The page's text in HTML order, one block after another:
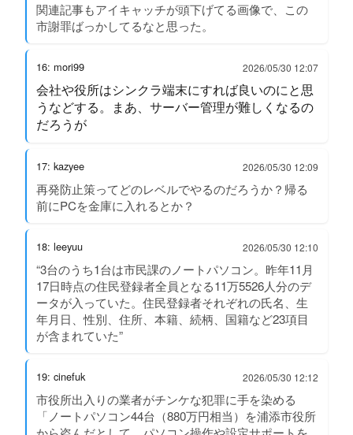
関連記事もアイキャッチが頭下げてる画像で、この
市謝罪ばっかしてるなと思った。
16: mori99 2026/05/30 12:07
会社や役所はシンクラ端末にすれば良いのにと思
うなどする。まあ、サーバー管理が難しくなるの
だろうが
17: kazyee 2026/05/30 12:09
再発防止策ってどのレベルでやるのだろうか？帰る
前にPCを金庫に入れるとか？
18: leeyuu 2026/05/30 12:10
“3台のうち1台は市民課のノートパソコン。昨年11月
17日時点の住民登録者全員となる11万5526人分のデ
ータが入っていた。住民登録者それぞれの氏名、生
年月日、性別、住所、本籍、続柄、国籍など23項目
が含まれていた”
19: cinefuk 2026/05/30 12:12
市役所出入りの業者がチンケな犯罪に手を染める
「ノートパソコン44台（880万円相当）を浦添市役所